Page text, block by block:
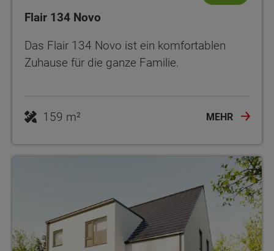
Flair 134 Novo
Das Flair 134 Novo ist ein komfortablen
Zuhause für die ganze Familie.
159 m² MEHR